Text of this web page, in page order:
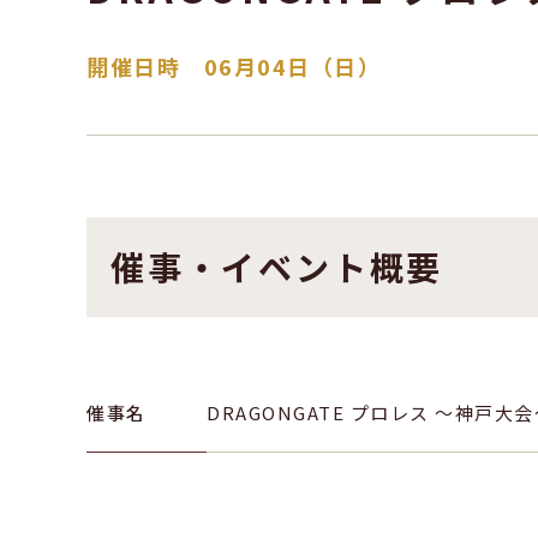
開催日時 06月04日（日）
催事・イベント概要
催事名 DRAGONGATE プロレス ～神戸大